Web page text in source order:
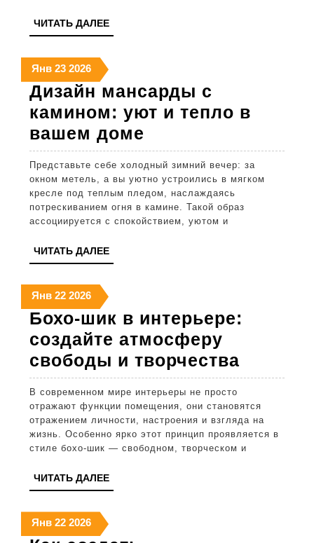
ЧИТАТЬ ДАЛЕЕЧИТАТЬ
ДАЛЕЕ
Янв23
января
2026
2323
января
2026
202623
января
2026
Дизайн мансарды с
камином: уют и тепло в
вашем доме
мансарды
с
камином:
уют
доме
Представьте себе холодный зимний вечер: за
окном метель, а вы уютно устроились в мягком
кресле под теплым пледом, наслаждаясь
потрескиванием огня в камине. Такой образ
ассоциируется с спокойствием, уютом и
ЧИТАТЬ ДАЛЕЕЧИТАТЬ
ДАЛЕЕ
Янв22
января
2026
2222
января
2026
202622
января
2026
Бохо-шик в интерьере:
создайте атмосферу
свободы и творчества
шик
в
В современном мире интерьеры не просто
отражают функции помещения, они становятся
отражением личности, настроения и взгляда на
жизнь. Особенно ярко этот принцип проявляется в
стиле бохо-шик — свободном, творческом и
ЧИТАТЬ ДАЛЕЕЧИТАТЬ
ДАЛЕЕ
Янв22
января
2222
января
202622
января